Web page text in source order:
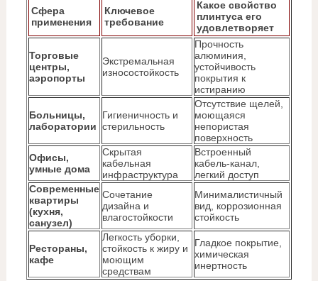
Сфера
применения
Ключевое
требование
Какое свойство
плинтуса его
удовлетворяет
Торговые
центры,
аэропорты
Экстремальная
износостойкость
Прочность
алюминия,
устойчивость
покрытия к
истиранию
Больницы,
лаборатории
Гигиеничность и
стерильность
Отсутствие щелей,
моющаяся
непористая
поверхность
Офисы,
умные дома
Скрытая
кабельная
инфраструктура
Встроенный
кабель-канал,
легкий доступ
Современные
квартиры
(кухня,
санузел)
Сочетание
дизайна и
влагостойкости
Минималистичный
вид, коррозионная
стойкость
Рестораны,
кафе
Легкость уборки,
стойкость к жиру и
моющим
средствам
Гладкое покрытие,
химическая
инертность